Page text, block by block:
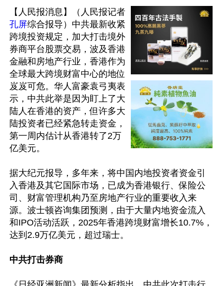
【人民报消息】（人民报记者
孔屏综合报导）中共最新收紧
跨境投资规定，加大打击境外
券商平台股票交易，波及香港
金融和房地产行业，香港作为
全球最大跨境财富中心的地位
岌岌可危。华人富豪袁弓夷表
示，中共此举是因为盯上了大
陆人在香港的资产，但许多大
陆投资者已经紧急转走资金，
第一周内估计从香港转了2万
亿美元。
据大纪元报导，多年来，将中国内地投资者资金引
入香港及其它国际市场，已成为香港银行、保险公
司、财富管理机构乃至房地产行业的重要收入来
源。波士顿咨询集团预测，由于大量内地资金流入
和IPO活动活跃，2025年香港跨境财富增长10.7%，
达到2.9万亿美元，超过瑞士。
中共打击券商